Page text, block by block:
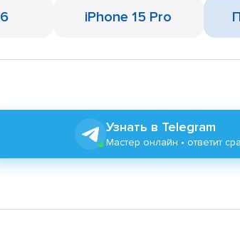
iPhone 15 Pro
Узнать в Telegram
Мастер онлайн • ответит